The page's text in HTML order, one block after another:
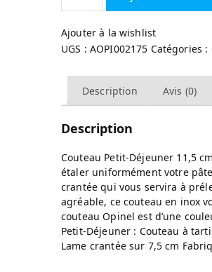
Ajouter à la wishlist
UGS : AOPI002175 Catégories :
Description Avis (0)
Description
Couteau Petit-Déjeuner 11,5
étaler uniformément votre
crantée qui vous servira à
agréable, ce couteau en inox
couteau Opinel est d’une
Petit-Déjeuner : Couteau à
Lame crantée sur 7,5 cm